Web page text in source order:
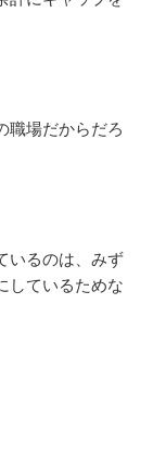
職場だからだろ
いるのは、みず
しているためな